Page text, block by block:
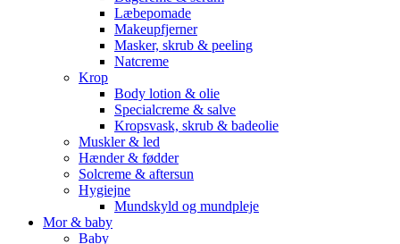
Læbepomade
Makeupfjerner
Masker, skrub & peeling
Natcreme
Krop
Body lotion & olie
Specialcreme & salve
Kropsvask, skrub & badeolie
Muskler & led
Hænder & fødder
Solcreme & aftersun
Hygiejne
Mundskyld og mundpleje
Mor & baby
Baby